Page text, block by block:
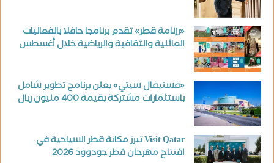
«رزنامة قطر» تقدم برنامجا حافلا بالفعاليات
العائلية والثقافية والرياضية خلال أغسطس
«فستيفال سيتي» يعلن برنامج تطوير شامل
باستثمارات مشتركة بقيمة 400 مليون ريال
Visit Qatar تبرز مكانة قطر السياحية في
افتتاح مهرجان قطر جودوود 2026